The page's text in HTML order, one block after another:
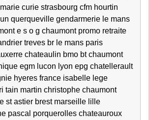
curie strasbourg cfm hourtin
querqueville gendarmerie le mans
e s o g chaumont promo retraite
treves br le mans paris
chateaulin bmo bt chaumont
egm lucon lyon epg chatellerault
hyeres france isabelle lege
tain martin christophe chaumont
st astier brest marseille lille
pascal porquerolles chateauroux